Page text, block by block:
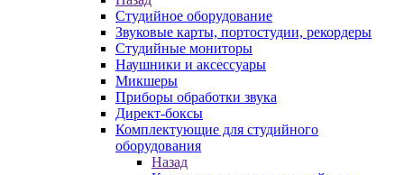
Студийное оборудование
Звуковые карты, портостудии, рекордеры
Студийные мониторы
Наушники и аксессуары
Микшеры
Приборы обработки звука
Директ-боксы
Комплектующие для студийного
оборудования
Назад